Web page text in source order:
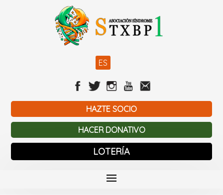
ES
HAZTE SOCIO
HACER DONATIVO
LOTERÍA